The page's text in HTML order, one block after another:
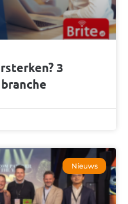
3
Nieuws